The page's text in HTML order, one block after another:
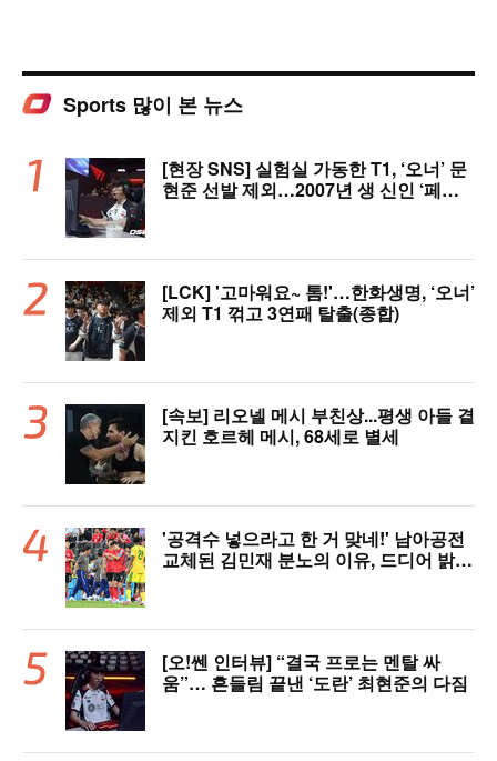
Sports 많이 본 뉴스
[현장 SNS] 실험실 가동한 T1, ‘오너’ 문
현준 선발 제외…2007년 생 신인 ‘페인
[LCK] '고마워요~ 톰!'…한화생명, ‘오너’
제외 T1 꺾고 3연패 탈출(종합)
[속보] 리오넬 메시 부친상...평생 아들 곁
지킨 호르헤 메시, 68세로 별세
'공격수 넣으라고 한 거 맞네!' 남아공전
교체된 김민재 분노의 이유, 드디어 밝혀
[오!쎈 인터뷰] “결국 프로는 멘탈 싸
움”… 흔들림 끝낸 ‘도란’ 최현준의 다짐